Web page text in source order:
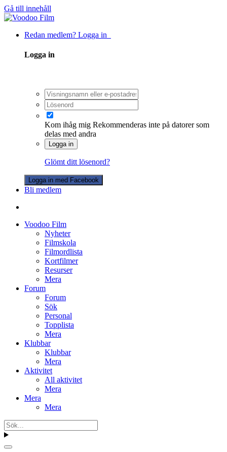
Gå till innehåll
Redan medlem? Logga in
Logga in
Kom ihåg mig Rekommenderas inte på datorer som
delas med andra
Logga in
Glömt ditt lösenord?
Logga in med Facebook
Bli medlem
Voodoo Film
Nyheter
Filmskola
Filmordlista
Kortfilmer
Resurser
Mera
Forum
Forum
Sök
Personal
Topplista
Mera
Klubbar
Klubbar
Mera
Aktivitet
All aktivitet
Mera
Mera
Mera